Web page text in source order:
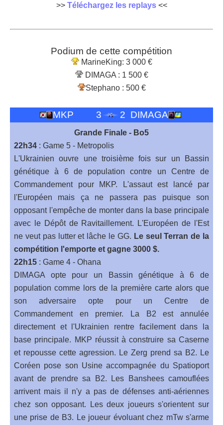
>> Téléchargez les replays<<
Podium de cette compétition
MarineKing: 3 000 €
DIMAGA : 1 500 €
Stephano : 500 €
MKP 3 2 DIMAGA
Grande Finale - Bo5
22h34 : Game 5 - Metropolis
L'Ukrainien ouvre une troisième fois sur un Bassin
génétique à 6 de population contre un Centre de
Commandement pour MKP. L'assaut est lancé par
l'Européen mais ça ne passera pas puisque son
opposant l'empêche de monter dans la base principale
avec le Dépôt de Ravitaillement. L'Européen de l'Est
ne veut pas lutter et lâche le GG. Le seul Terran de la
compétition l'emporte et gagne 3000 $.
22h15 : Game 4 - Ohana
DIMAGA opte pour un Bassin génétique à 6 de
population comme lors de la première carte alors que
son adversaire opte pour un Centre de
Commandement en premier. La B2 est annulée
directement et l'Ukrainien rentre facilement dans la
base principale. MKP réussit à construire sa Caserne
et repousse cette agression. Le Zerg prend sa B2. Le
Coréen pose son Usine accompagnée du Spatioport
avant de prendre sa B2. Les Banshees camouflées
arrivent mais il n'y a pas de défenses anti-aériennes
chez son opposant. Les deux joueurs s'orientent sur
une prise de B3. Le joueur évoluant chez mTw s'arme